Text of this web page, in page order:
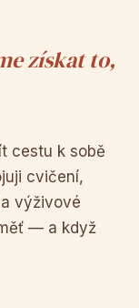
získat to,
cestu k sobě
cvičení,
výživové
— a když